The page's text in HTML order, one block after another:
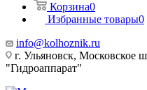
Корзина0
Избранные товары0
info@kolhoznik.ru
г. Ульяновск, Московское
"Гидроаппарат"